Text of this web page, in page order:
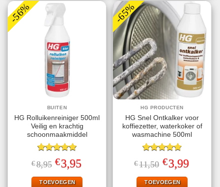
-56%
BUITEN
HG Rolluikenreiniger 500ml
Veilig en krachtig
schoonmaakmiddel
Gewaardeerd
5.00uit 5
€8,95 Oorspronkelijke
prijs
was:
€8,95.
€3,95
is:
€3,95.
TOEVOEGEN
-65%
HG PRODUCTEN
HG Snel Ontkalker voor
koffiezetter, waterkoker of
wasmachine 500ml
Gewaardeerd
4.80uit 5
€11,50 Oorspronkelijke
prijs
was:
€11,50.
€3,99Huidige
prijs
TOEVOEGEN